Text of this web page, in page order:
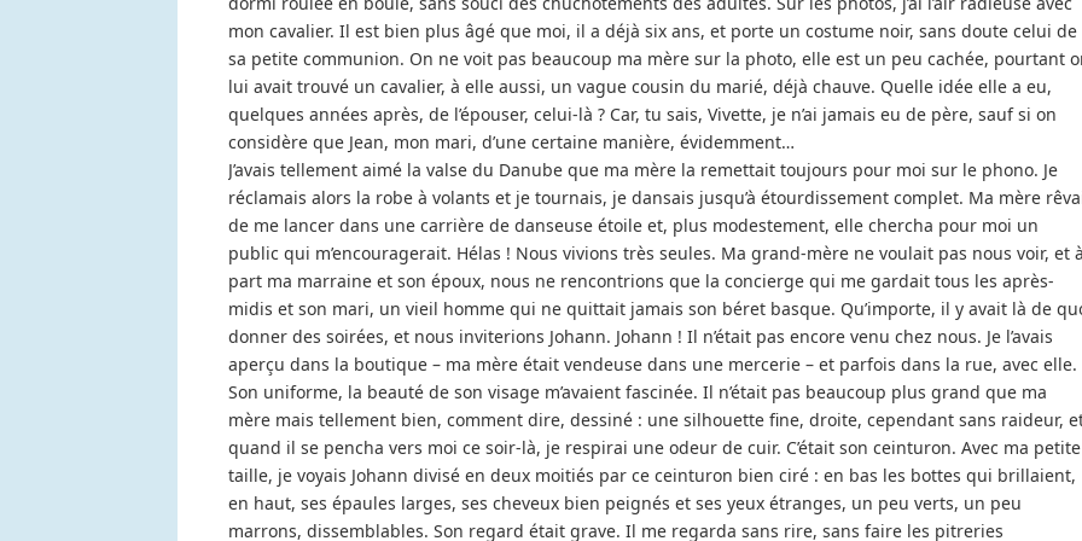
mon cavalier. Il est bien plus âgé que moi, il a déjà six ans, et porte un costume noir, sans doute celui de
sa petite communion. On ne voit pas beaucoup ma mère sur la photo, elle est un peu cachée, pourtant
lui avait trouvé un cavalier, à elle aussi, un vague cousin du marié, déjà chauve. Quelle idée elle a eu,
quelques années après, de l’épouser, celui-là ? Car, tu sais, Vivette, je n’ai jamais eu de père, sauf si on
considère que Jean, mon mari, d’une certaine manière, évidemment…
J’avais tellement aimé la valse du Danube que ma mère la remettait toujours pour moi sur le phono. Je
réclamais alors la robe à volants et je tournais, je dansais jusqu’à étourdissement complet. Ma mère
de me lancer dans une carrière de danseuse étoile et, plus modestement, elle chercha pour moi un
public qui m’encouragerait. Hélas ! Nous vivions très seules. Ma grand-mère ne voulait pas nous voir, et à
part ma marraine et son époux, nous ne rencontrions que la concierge qui me gardait tous les après-
midis et son mari, un vieil homme qui ne quittait jamais son béret basque. Qu’importe, il y avait là de
donner des soirées, et nous inviterions Johann. Johann ! Il n’était pas encore venu chez nous. Je l’avais
aperçu dans la boutique – ma mère était vendeuse dans une mercerie – et parfois dans la rue, avec elle.
Son uniforme, la beauté de son visage m’avaient fascinée. Il n’était pas beaucoup plus grand que ma
mère mais tellement bien, comment dire, dessiné : une silhouette fine, droite, cependant sans raideur,
quand il se pencha vers moi ce soir-là, je respirai une odeur de cuir. C’était son ceinturon. Avec ma petite
taille, je voyais Johann divisé en deux moitiés par ce ceinturon bien ciré : en bas les bottes qui brillaient,
en haut, ses épaules larges, ses cheveux bien peignés et ses yeux étranges, un peu verts, un peu
marrons, dissemblables. Son regard était grave. Il me regarda sans rire, sans faire les pitreries